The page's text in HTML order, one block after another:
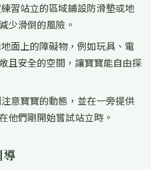
習站立的區域鋪設防滑墊或地
少滑倒的風險。
面上的障礙物，例如玩具、電
且安全的空間，讓寶寶能自由探
意寶寶的動態，並在一旁提供
他們剛開始嘗試站立時。
導